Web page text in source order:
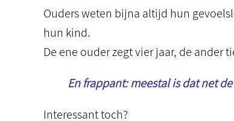
Ouders weten bijna altijd hun
hun kind.
De ene ouder zegt vier jaar, de ander
En frappant: meestal is dat net
Interessant toch?